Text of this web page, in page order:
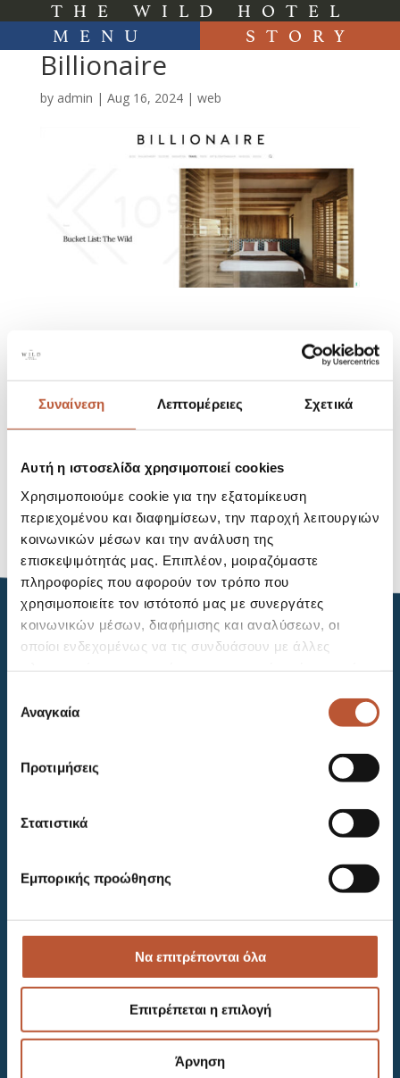
Συναίνεση Λεπτομέρειες Σχετικά
Αυτή η ιστοσελίδα χρησιμοποιεί cookies
Χρησιμοποιούμε cookie για την εξατομίκευση
περιεχομένου και διαφημίσεων, την παροχή λειτουργιών
κοινωνικών μέσων και την ανάλυση της
επισκεψιμότητάς μας. Επιπλέον, μοιραζόμαστε
πληροφορίες που αφορούν τον τρόπο που
χρησιμοποιείτε τον ιστότοπό μας με συνεργάτες
κοινωνικών μέσων, διαφήμισης και αναλύσεων, οι
οποίοι ενδεχομένως να τις συνδυάσουν με άλλες
των υπηρεσιών τους.
συγκατάθεσης
Αναγκαία
Προτιμήσεις
Στατιστικά
Εμπορικής προώθησης
Να επιτρέπονται όλα
Επιτρέπεται η επιλογή
Άρνηση
THE WILD HOTEL
MENU
STORY
Billionaire
by admin | Aug 16, 2024| web
Recent Posts
Hello world!
Recent Comments
A WordPress CommenteronHello world!
INFO@THEWILDHOTEL.COM
NEWSLETTER
FOLLOW US AT
FACEBOOK|INSTAGRAM|TIKTOK